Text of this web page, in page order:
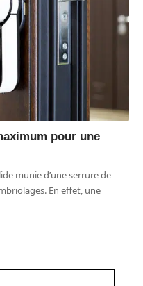
pour une
munie d’une serrure de
En effet, une